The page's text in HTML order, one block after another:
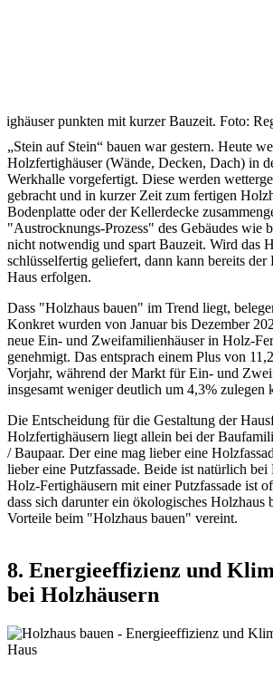
punkten mit kurzer Bauzeit. Foto:
„Stein auf Stein“ bauen war gestern. Heute
Holzfertighäuser (Wände, Decken, Dach) in
Werkhalle vorgefertigt. Diese werden
gebracht und in kurzer Zeit zum fertigen
Bodenplatte oder der Kellerdecke
"Austrocknungs-Prozess" des Gebäudes wie
nicht notwendig und spart Bauzeit. Wird das
schlüsselfertig geliefert, dann kann bereits
Haus erfolgen.
Dass "Holzhaus bauen" im Trend liegt,
Konkret wurden von Januar bis Dezember
neue Ein- und Zweifamilienhäuser in Holz-
genehmigt. Das entsprach einem Plus von
Vorjahr, während der Markt für Ein- und
insgesamt weniger deutlich um 4,3% zulegen
Die Entscheidung für die Gestaltung der
Holzfertighäusern liegt allein bei der
/ Baupaar. Der eine mag lieber eine
lieber eine Putzfassade. Beide ist natürlich
Holz-Fertighäusern mit einer Putzfassade ist
dass sich darunter ein ökologisches Holzhaus
Vorteile beim "Holzhaus bauen" vereint.
8. Energieeffizienz und
bei Holzhäusern